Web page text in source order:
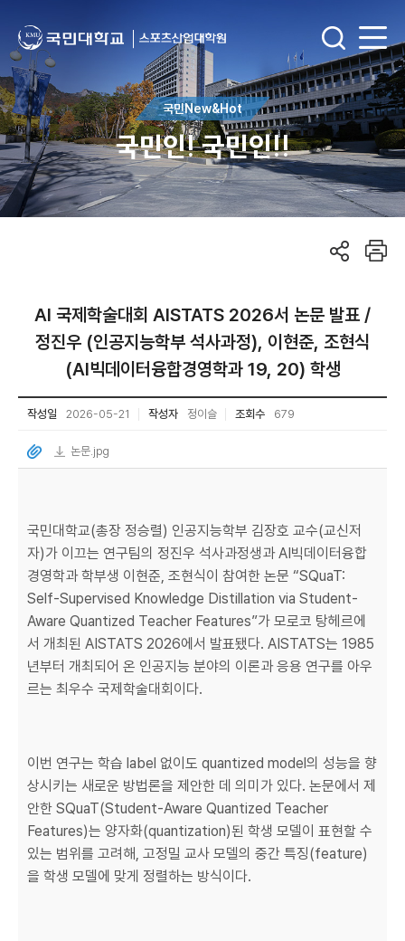
국민New&Hot
국민인! 국민인!!
AI 국제학술대회 AISTATS 2026서 논문 발표 /
정진우 (인공지능학부 석사과정), 이현준, 조현식
(AI빅데이터융합경영학과 19, 20) 학생
작성일 2026-05-21 작성자 정이슬 조회수 679
논문.jpg
국민대학교(총장 정승렬) 인공지능학부 김장호 교수(교신저
자)가 이끄는 연구팀의 정진우 석사과정생과 AI빅데이터융합
경영학과 학부생 이현준, 조현식이 참여한 논문 “SQuaT:
Self-Supervised Knowledge Distillation via Student-
Aware Quantized Teacher Features”가 모로코 탕헤르에
서 개최된 AISTATS 2026에서 발표됐다. AISTATS는 1985
년부터 개최되어 온 인공지능 분야의 이론과 응용 연구를 아우
르는 최우수 국제학술대회이다.
이번 연구는 학습 label 없이도 quantized model의 성능을 향
상시키는 새로운 방법론을 제안한 데 의미가 있다. 논문에서 제
안한 SQuaT(Student-Aware Quantized Teacher
Features)는 양자화(quantization)된 학생 모델이 표현할 수
있는 범위를 고려해, 고정밀 교사 모델의 중간 특징(feature)
을 학생 모델에 맞게 정렬하는 방식이다.